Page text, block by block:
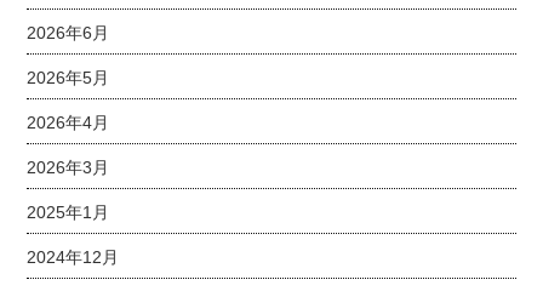
2026年6月
2026年5月
2026年4月
2026年3月
2025年1月
2024年12月